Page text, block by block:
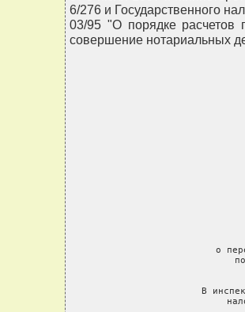
6/276 и Государственного
03/95 "О порядке расчетов
совершение нотариальных
о
В